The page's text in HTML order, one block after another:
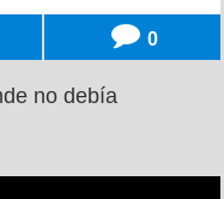
0
no debía